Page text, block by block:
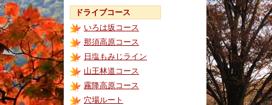
ドライブコース
いろは坂コース
那須高原コース
日塩もみじライン
山王林道コース
霧降高原コース
穴場ルート